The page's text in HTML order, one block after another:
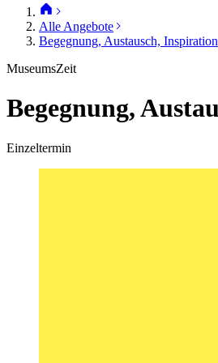
Alle Angebote
Begegnung, Austausch, Inspiration
MuseumsZeit
Begegnung,
Einzeltermin